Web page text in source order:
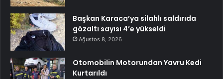
Başkan Karaca’ya silahlı saldırıda
gözaltı sayısı 4’e yükseldi
Ağustos 8, 2026
Otomobilin Motorundan Yavru Kedi
Kurtarıldı